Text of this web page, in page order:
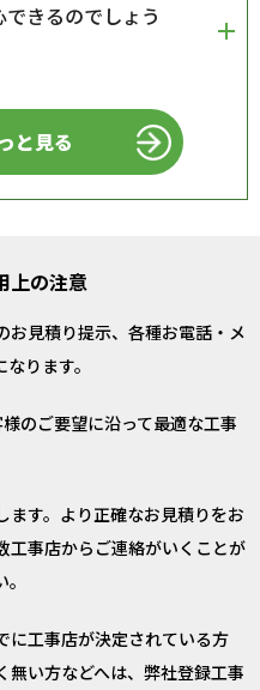
きるのでしょう
と見る
上の注意
お見積り提示、各種お電話・メ
ります。
のご要望に沿って最適な工事
ます。より正確なお見積りをお
工事店からご連絡がいくことが
に工事店が決定されている方
無い方などへは、弊社登録工事